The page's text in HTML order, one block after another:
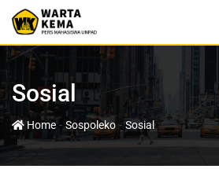
Sosial
Home-Sospoleko-Sosial